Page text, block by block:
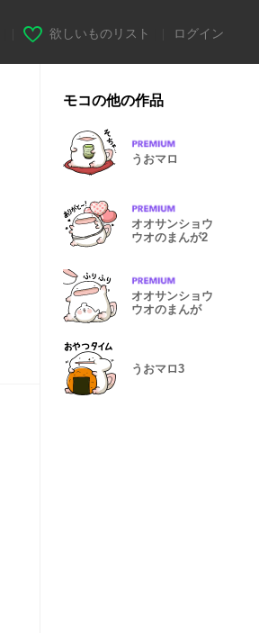
欲しいものリスト ログイン
モコの他の作品
うおマロ
オオサンショウ
ウオのまんが2
オオサンショウ
ウオのまんが
うおマロ3